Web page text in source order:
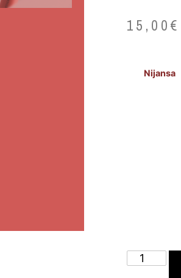
15,00€
Nijansa